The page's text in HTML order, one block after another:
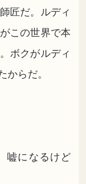
匠だ。ルディ
この世界で本
ボクがルディ
からだ。
になるけど